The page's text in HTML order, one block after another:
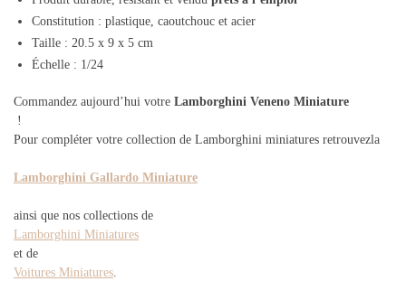
Constitution : plastique, caoutchouc et acier
Taille : 20.5 x 9 x 5 cm
Échelle : 1/24
Commandez aujourd’hui votre Lamborghini Veneno Miniature
!
Pour compléter votre collection de Lamborghini miniatures retrouvezla
Lamborghini Gallardo Miniature
ainsi que nos collections de
Lamborghini Miniatures
et de
Voitures Miniatures